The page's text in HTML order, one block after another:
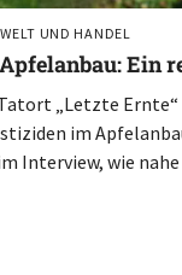
Ein
UND HANDEL
„Letzte
im
Interview, wie